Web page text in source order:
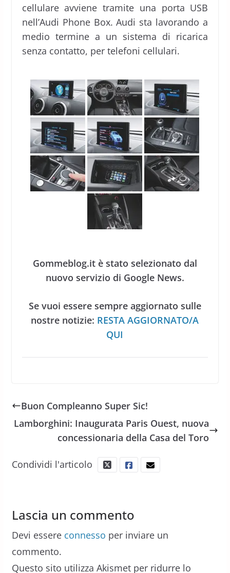
cellulare avviene tramite una porta USB
nell’Audi Phone Box. Audi sta lavorando a
medio termine a un sistema di ricarica
senza contatto, per telefoni cellulari.
Gommeblog.it è stato selezionato dal
nuovo servizio di Google News.
Se vuoi essere sempre aggiornato sulle
nostre notizie: RESTA AGGIORNATO/A
QUI
Buon Compleanno Super Sic!
Lamborghini: Inaugurata Paris Ouest, nuova
concessionaria della Casa del Toro
Condividi l'articolo
Lascia un commento
Devi essere connesso per inviare un
commento.
Questo sito utilizza Akismet per ridurre lo